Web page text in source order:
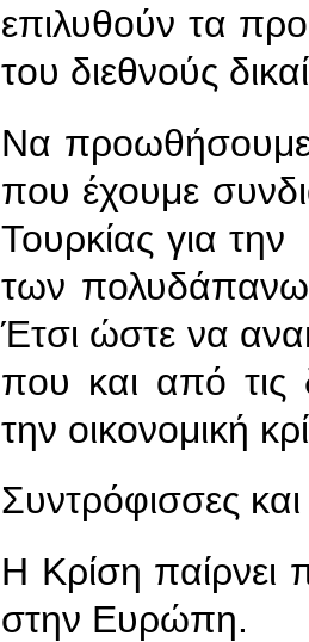
επιλυθούν τα
του διεθνούς
Να προωθήσουμε
που έχουμε
Τουρκίας για
των
Έτσι ώστε να
που και από τις
την οικονομική
Συντρόφισσες
Η Κρίση παίρνει
στην Ευρώπη.